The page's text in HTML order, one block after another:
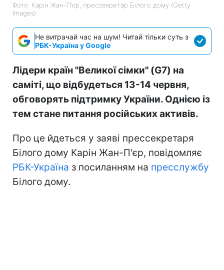
Фото: Карін Жан-П'єр, прессекретар Білого дому (Getty
Images)
Не витрачай час на шум! Читай тільки суть з
РБК-Україна у Google
Лідери країн "Великої сімки" (G7) на
саміті, що відбудеться 13-14 червня,
обговорять підтримку України. Однією із
тем стане питання російських активів.
Про це йдеться у заяві прессекретаря
Білого дому Карін Жан-П'єр, повідомляє
РБК-Україна з посиланням на пресслужбу
Білого дому.